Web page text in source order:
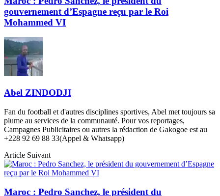
gouvernement d’Espagne reçu par le Roi
Mohammed VI
Abel ZINDODJI
Fan du football et d'autres disciplines sportives, Abel met toujours sa
plume au services de la communauté. Pour vos reportages,
Campagnes Publicitaires ou autres la rédaction de Gakogoe est au
+228 92 69 88 33(Appel & Whatsapp)
Article Suivant
Maroc : Pedro Sanchez, le président du